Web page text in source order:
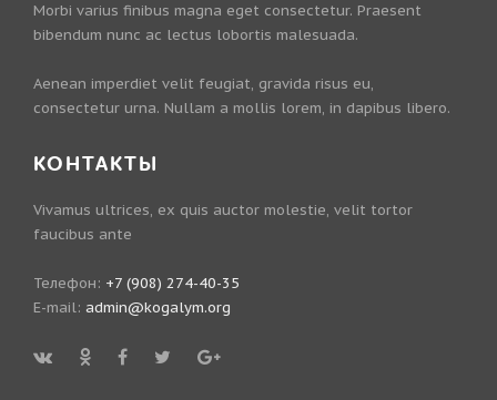
Morbi varius finibus magna eget consectetur. Praesent
bibendum nunc ac lectus lobortis malesuada.
Aenean imperdiet velit feugiat, gravida risus eu,
consectetur urna. Nullam a mollis lorem, in dapibus libero.
КОНТАКТЫ
Vivamus ultrices, ex quis auctor molestie, velit tortor
faucibus ante
Телефон: +7 (908) 274-40-35
E-mail: admin@kogalym.org